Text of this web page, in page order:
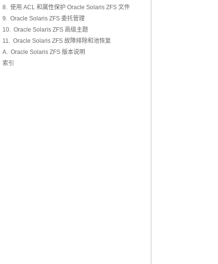
8. 使用 ACL 和属性保护 Oracle Solaris ZFS 文件
9. Oracle Solaris ZFS 委托管理
10. Oracle Solaris ZFS 高级主题
11. Oracle Solaris ZFS 故障排除和池恢复
A. Oracle Solaris ZFS 版本说明
索引